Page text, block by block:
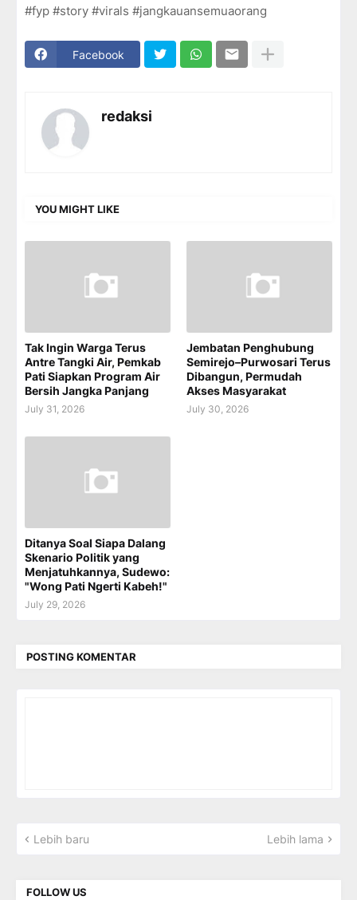
#fyp #story #virals #jangkauansemuaorang
Facebook
redaksi
YOU MIGHT LIKE
Tak Ingin Warga Terus
Antre Tangki Air, Pemkab
Pati Siapkan Program Air
Bersih Jangka Panjang
July 31, 2026
Jembatan Penghubung
Semirejo–Purwosari Terus
Dibangun, Permudah
Akses Masyarakat
July 30, 2026
Ditanya Soal Siapa Dalang
Skenario Politik yang
Menjatuhkannya, Sudewo:
"Wong Pati Ngerti Kabeh!"
July 29, 2026
POSTING KOMENTAR
Lebih baru Lebih lama
FOLLOW US